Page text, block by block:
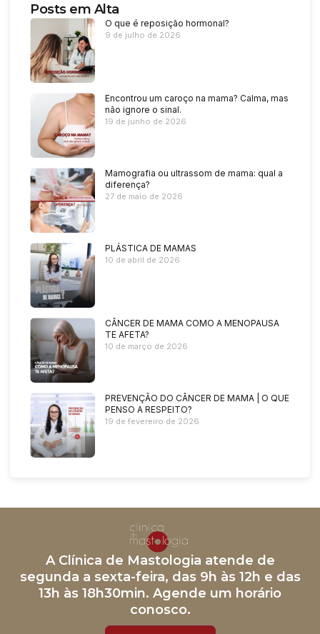
Posts em Alta
O que é reposição hormonal?
9 de julho de 2026
Encontrou um caroço na mama? Calma, mas
não ignore o sinal.
19 de junho de 2026
Mamografia ou ultrassom de mama: qual a
diferença?
27 de maio de 2026
PLÁSTICA DE MAMAS
10 de abril de 2026
CÂNCER DE MAMA COMO A MENOPAUSA
TE AFETA?
10 de março de 2026
PREVENÇÃO DO CÂNCER DE MAMA | O QUE
PENSO A RESPEITO?
19 de fevereiro de 2026
A Clínica de Mastologia atende de
segunda a sexta-feira, das 9h às 12h e das
13h às 18h30min. Agende um horário
conosco.